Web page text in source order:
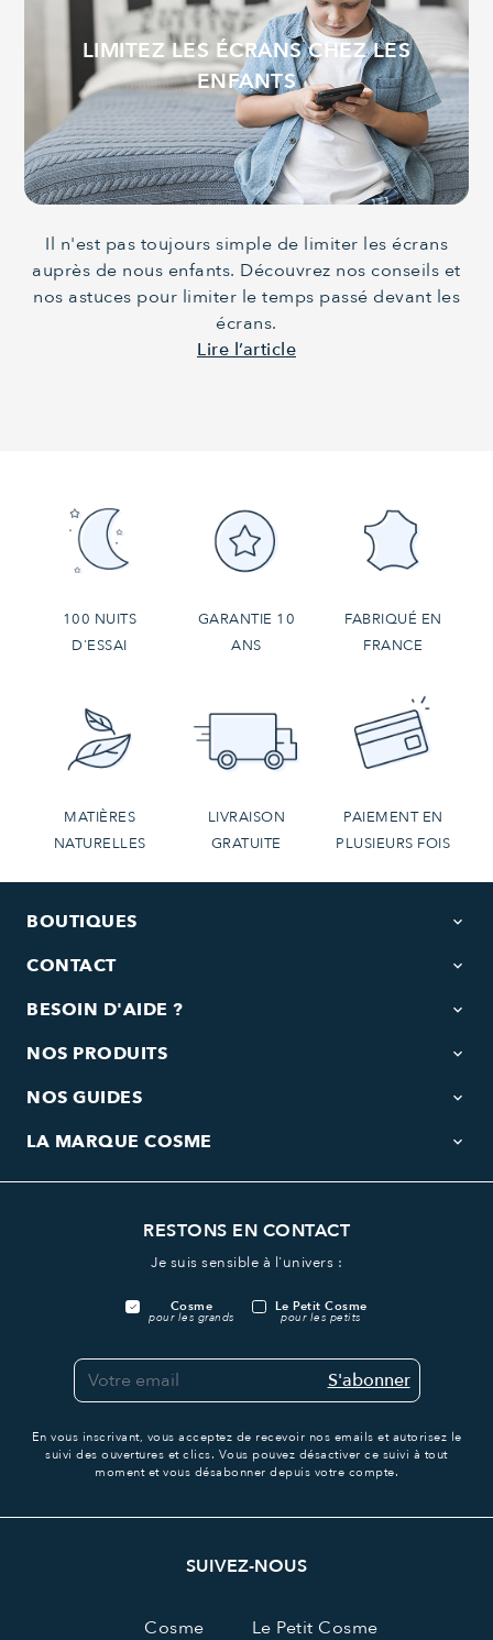
LIMITEZ LES ÉCRANS CHEZ LES
ENFANTS
Il n'est pas toujours simple de limiter les écrans
auprès de nous enfants. Découvrez nos conseils et
nos astuces pour limiter le temps passé devant les
écrans.
Lire l’article
100 NUITS
D'ESSAI
GARANTIE 10
ANS
FABRIQUÉ EN
FRANCE
MATIÈRES
NATURELLES
LIVRAISON
GRATUITE
PAIEMENT EN
PLUSIEURS FOIS
BOUTIQUES keyboard_arrow_down
CONTACT keyboard_arrow_down
BESOIN D'AIDE ? keyboard_arrow_down
NOS PRODUITS keyboard_arrow_down
NOS GUIDES keyboard_arrow_down
LA MARQUE COSME keyboard_arrow_down
RESTONS EN CONTACT
Je suis sensible à l'univers :
Cosme
pour les grands
Le Petit Cosme
pour les petits
S'abonner
En vous inscrivant, vous acceptez de recevoir nos emails et autorisez le
suivi des ouvertures et clics. Vous pouvez désactiver ce suivi à tout
moment et vous désabonner depuis votre compte.
SUIVEZ-NOUS
Cosme Le Petit Cosme